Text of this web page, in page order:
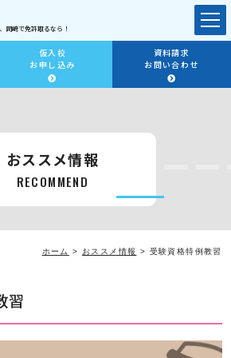
岡崎で免許取るなら！
仮入校
お申し込み
資料請求
お問い合わせ
おススメ情報
RECOMMEND
ホーム > おススメ情報 > 受験資格特例教習
習